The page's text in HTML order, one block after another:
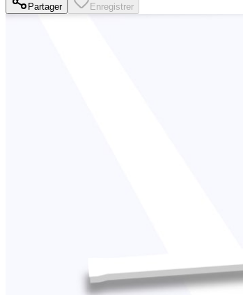
Partager Enregistrer